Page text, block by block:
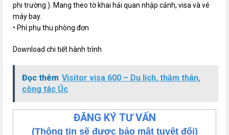
phi trường ). Mang theo tờ khai hải quan nhập cảnh, visa và vé
máy bay.
• Phí phụ thu phòng đơn
Download chi tiết hành trình
Đọc thêm Visitor visa 600 – Du lịch, thăm thân,
công tác Úc
ĐĂNG KÝ TƯ VẤN
(Thông tin sẽ được bảo mật tuyệt đối)